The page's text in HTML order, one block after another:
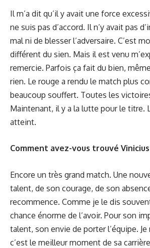
Il m’a dit qu’il y avait une force
ne suis pas d’accord. Il n’y avait pas
mal ni de blesser l’adversaire. C’est
différent du sien. Mais il est venu
remercie. Parfois ça fait du bien,
rien. Le rouge a rendu le match plus
beaucoup souffert. Toutes les
Maintenant, il y a la lutte pour le titre.
atteint.
Comment avez-vous trouvé Vinicius
Encore un très grand match. Une
talent, de son courage, de son
recommence. Comme je le dis
chance énorme de l’avoir. Pour son
talent, son envie de porter l’équipe. Je
c’est le meilleur moment de sa